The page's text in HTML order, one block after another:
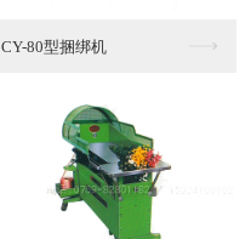
半自动PE捆绑机